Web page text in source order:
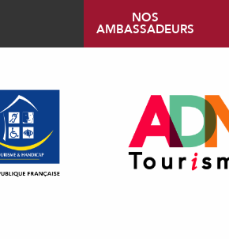
NOS
AMBASSADEURS